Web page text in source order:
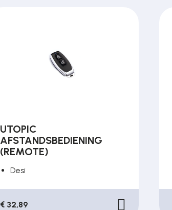
UTOPIC
AFSTANDSBEDIENING
(REMOTE)
Desi
€ 32,89